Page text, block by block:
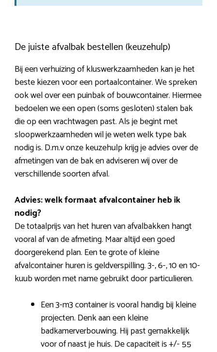
De juiste afvalbak bestellen (keuzehulp)
Bij een verhuizing of kluswerkzaamheden kan je het
beste kiezen voor een portaalcontainer. We spreken
ook wel over een puinbak of bouwcontainer. Hiermee
bedoelen we een open (soms gesloten) stalen bak
die op een vrachtwagen past. Als je begint met
sloopwerkzaamheden wil je weten welk type bak
nodig is. D.m.v onze keuzehulp krijg je advies over de
afmetingen van de bak en adviseren wij over de
verschillende soorten afval.
Advies: welk formaat afvalcontainer heb ik
nodig?
De totaalprijs van het huren van afvalbakken hangt
vooral af van de afmeting. Maar altijd een goed
doorgerekend plan. Een te grote of kleine
afvalcontainer huren is geldverspilling. 3-, 6-, 10 en 10-
kuub worden met name gebruikt door particulieren.
Een 3-m3 container is vooral handig bij kleine
projecten. Denk aan een kleine
badkamerverbouwing. Hij past gemakkelijk
voor of naast je huis. De capaciteit is +/- 55